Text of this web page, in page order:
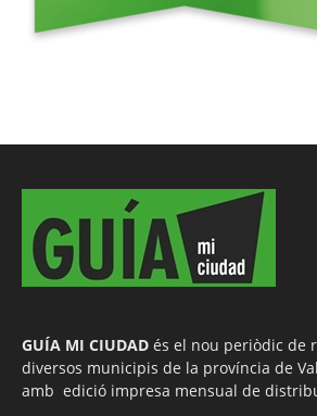
GUÍA MI CIUDAD és el nou periòdic de
diversos municipis de la província de
amb edició impresa mensual de